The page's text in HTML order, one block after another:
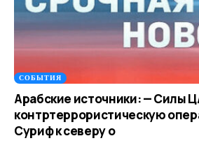
СОБЫТИЯ
Арабские источники: — Силы
контртеррористическую
Суриф к северу о